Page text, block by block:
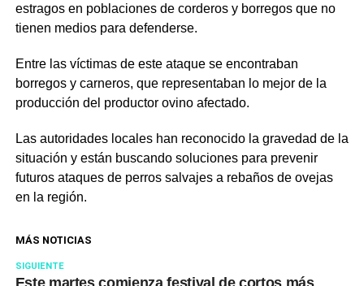
estragos en poblaciones de corderos y borregos que no
tienen medios para defenderse.
Entre las víctimas de este ataque se encontraban
borregos y carneros, que representaban lo mejor de la
producción del productor ovino afectado.
Las autoridades locales han reconocido la gravedad de la
situación y están buscando soluciones para prevenir
futuros ataques de perros salvajes a rebaños de ovejas
en la región.
MÁS NOTICIAS
SIGUIENTE
Este martes comienza festival de cortos más